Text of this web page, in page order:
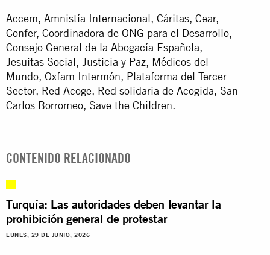
Accem, Amnistía Internacional, Cáritas, Cear,
Confer, Coordinadora de ONG para el Desarrollo,
Consejo General de la Abogacía Española,
Jesuitas Social, Justicia y Paz, Médicos del
Mundo, Oxfam Intermón, Plataforma del Tercer
Sector, Red Acoge, Red solidaria de Acogida, San
Carlos Borromeo, Save the Children.
CONTENIDO RELACIONADO
Turquía: Las autoridades deben levantar la
prohibición general de protestar
LUNES, 29 DE JUNIO, 2026